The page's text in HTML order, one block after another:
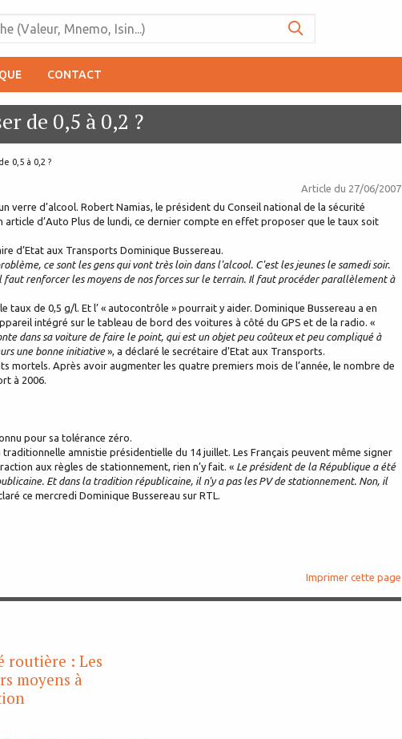
CONTACT
de 0,5 à 0,2 ?
0,5 à 0,2 ?
Article du 27/06/2007
verre d’alcool. Robert Namias, le président du Conseil national de la sécurité
article d’Auto Plus de lundi, ce dernier compte en effet proposer que le taux soit
d’Etat aux Transports Dominique Bussereau.
ce sont les gens qui vont très loin dans l'alcool. C'est les jeunes le samedi soir.
faut renforcer les moyens de nos forces sur le terrain. Il faut procéder parallèlement à
de 0,5 g/l. Et l’ « autocontrôle » pourrait y aider. Dominique Bussereau a en
intégré sur le tableau de bord des voitures à côté du GPS et de la radio. «
dans sa voiture de faire le point, qui est un objet peu coûteux et peu compliqué à
une bonne initiative», a déclaré le secrétaire d'Etat aux Transports.
mortels. Après avoir augmenter les quatre premiers mois de l’année, le nombre de
à 2006.
pour sa tolérance zéro.
amnistie présidentielle du 14 juillet. Les Français peuvent même signer
aux règles de stationnement, rien n’y fait. « Le président de la République a été
Et dans la tradition républicaine, il n'y a pas les PV de stationnement. Non, il
ce mercredi Dominique Bussereau sur RTL.
Imprimer cette page
routière : Les
moyens à